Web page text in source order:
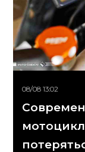
08/08 13:02